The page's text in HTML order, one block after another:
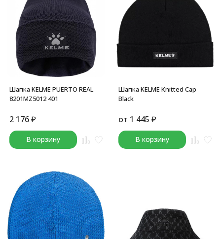
Шапка KELME PUERTO REAL
8201MZ5012 401
2 176₽
В корзину
Шапка KELME Knitted Cap
Black
от 1 445 ₽
В корзину